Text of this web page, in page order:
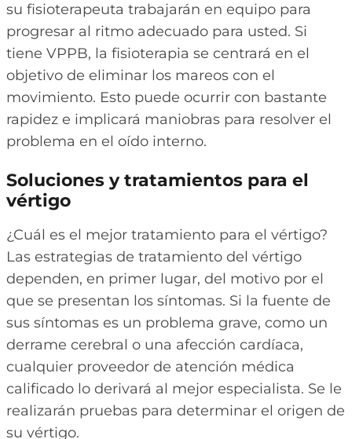
su fisioterapeuta trabajarán en equipo para
progresar al ritmo adecuado para usted. Si
tiene VPPB, la fisioterapia se centrará en el
objetivo de eliminar los mareos con el
movimiento. Esto puede ocurrir con bastante
rapidez e implicará maniobras para resolver el
problema en el oído interno.
Soluciones y tratamientos para el
vértigo
¿Cuál es el mejor tratamiento para el vértigo?
Las estrategias de tratamiento del vértigo
dependen, en primer lugar, del motivo por el
que se presentan los síntomas. Si la fuente de
sus síntomas es un problema grave, como un
derrame cerebral o una afección cardíaca,
cualquier proveedor de atención médica
calificado lo derivará al mejor especialista. Se le
realizarán pruebas para determinar el origen de
su vértigo.